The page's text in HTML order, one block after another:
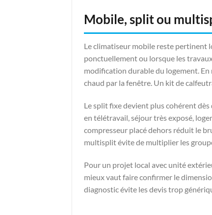
Mobile, split ou
Le climatiseur mobile reste pertinent
ponctuellement ou lorsque les
modification durable du logement. En
chaud par la fenêtre. Un kit de
Le split fixe devient plus cohérent
en télétravail, séjour très exposé,
compresseur placé dehors réduit le
multisplit évite de multiplier les
Pour un projet local avec unité
mieux vaut faire confirmer le
diagnostic évite les devis trop